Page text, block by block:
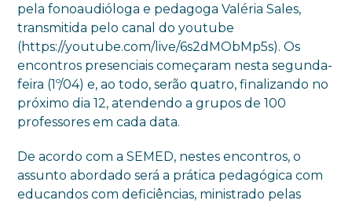
pela fonoaudióloga e pedagoga Valéria Sales,
transmitida pelo canal do youtube
(https://youtube.com/live/6s2dMObMp5s). Os
encontros presenciais começaram nesta segunda-
feira (1º/04) e, ao todo, serão quatro, finalizando no
próximo dia 12, atendendo a grupos de 100
professores em cada data.
De acordo com a SEMED, nestes encontros, o
assunto abordado será a prática pedagógica com
educandos com deficiências, ministrado pelas